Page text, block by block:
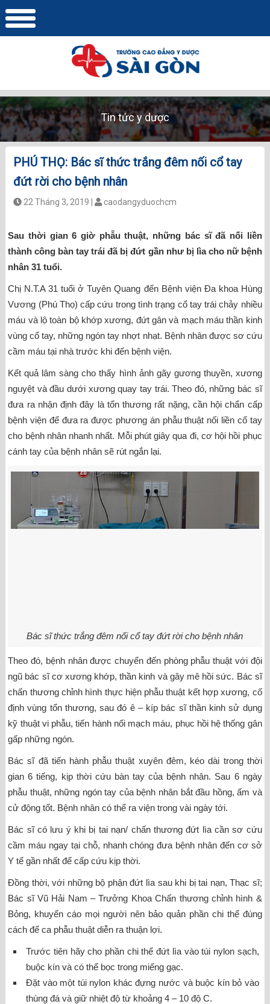
Tin tức y dược
PHÚ THỌ: Bác sĩ thức trắng đêm nối cổ tay
đứt rời cho bệnh nhân
22 Tháng 3, 2019 | caodangyduochcm
Sau thời gian 6 giờ phẫu thuật, những bác sĩ đã nối liền
thành công bàn tay trái đã bị đứt gần như bị lìa cho nữ bệnh
nhân 31 tuổi.
Chị N.T.A 31 tuổi ở Tuyên Quang đến Bệnh viện Đa khoa Hùng
Vương (Phú Thọ) cấp cứu trong tình trạng cổ tay trái chảy nhiều
máu và lộ toàn bộ khớp xương, đứt gân và mạch máu thần kinh
vùng cổ tay, những ngón tay nhợt nhạt. Bệnh nhân được sơ cứu
cầm máu tại nhà trước khi đến bệnh viện.
Kết quả lâm sàng cho thấy hình ảnh gãy gương thuyền, xương
nguyệt và đầu dưới xương quay tay trái. Theo đó, những bác sĩ
đưa ra nhận định đây là tổn thương rất nặng, cần hội chẩn cấp
bệnh viện để đưa ra được phương án phẫu thuật nối liền cổ tay
cho bệnh nhân nhanh nhất. Mỗi phút giây qua đi, cơ hội hồi phục
cánh tay của bệnh nhân sẽ rút ngắn lại.
Bác sĩ thức trắng đêm nối cổ tay đứt rời cho bệnh nhân
Theo đó, bệnh nhân được chuyển đến phòng phẫu thuật với đội
ngũ bác sĩ cơ xương khớp, thần kinh và gây mê hồi sức. Bác sĩ
chấn thương chỉnh hình thực hiện phẫu thuật kết hợp xương, cố
định vùng tổn thương, sau đó ê – kíp bác sĩ thần kinh sử dụng
kỹ thuật vi phẫu, tiến hành nối mạch máu, phục hồi hệ thống gân
gấp những ngón.
Bác sĩ đã tiến hành phẫu thuật xuyên đêm, kéo dài trong thời
gian 6 tiếng, kịp thời cứu bàn tay của bệnh nhân. Sau 6 ngày
phẫu thuật, những ngón tay của bệnh nhân bắt đầu hồng, ấm và
cử động tốt. Bệnh nhân có thể ra viện trong vài ngày tới.
Bác sĩ có lưu ý khi bị tai nạn/ chấn thương đứt lìa cần sơ cứu
cầm máu ngay tại chỗ, nhanh chóng đưa bệnh nhân đến cơ sở
Y tế gần nhất để cấp cứu kịp thời.
Đồng thời, với những bộ phận đứt lìa sau khi bị tai nạn, Thạc sĩ;
Bác sĩ Vũ Hải Nam – Trưởng Khoa Chấn thương chỉnh hình &
Bỏng, khuyến cáo mọi người nên bảo quản phần chi thể đúng
cách để ca phẫu thuật diễn ra thuận lợi.
Trước tiên hãy cho phần chi thể đứt lìa vào túi nylon sạch,
buộc kín và có thể bọc trong miếng gạc.
Đặt vào một túi nylon khác đựng nước và buộc kín bỏ vào
thùng đá và giữ nhiệt độ từ khoảng 4 – 10 độ C.